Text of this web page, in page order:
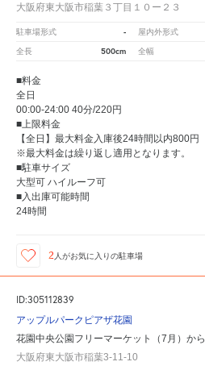
大阪府東大阪市稲葉３丁目１０ー２３
駐車場形式 - 屋内外形式
全長 500cm 全幅
■料金
全日
00:00-24:00 40分/220円
■上限料金
【全日】最大料金入庫後24時間以内800円
※最大料金は繰り返し適用となります。
■駐車サイズ
大型可 ハイルーフ可
■入出庫可能時間
24時間
2 人がお気に入りの駐車場
ID:305112839
アップルパークピアザ花園
花園中央公園フリーマーケット（7月）から
大阪府東大阪市稲葉3-11-10